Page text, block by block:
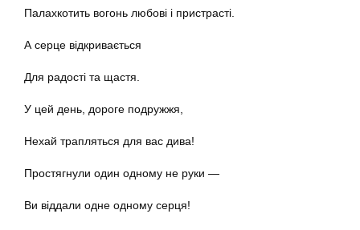
Палахкотить вогонь любові і пристрасті.
А серце відкривається
Для радості та щастя.
У цей день, дороге подружжя,
Нехай трапляться для вас дива!
Простягнули один одному не руки —
Ви віддали одне одному серця!